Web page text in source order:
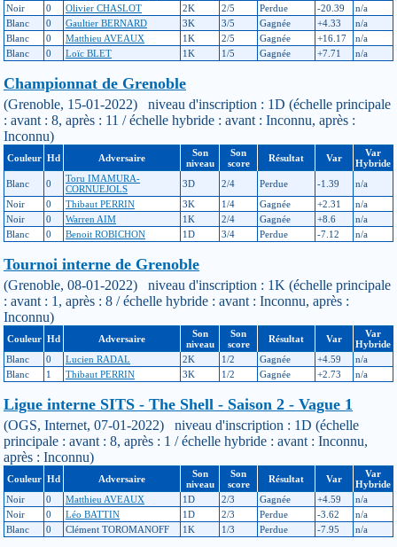
Noir
0 Olivier CHASLOT 2K 2/5 Perdue -20.39
n/a
Blanc
0 Gaultier BERNARD 3K 3/5 Gagnée +4.33
n/a
Blanc
0 Matthieu AVEAUX 1K 2/5 Gagnée +16.17
n/a
Blanc
0 Loïc BLET 1K 1/5 Gagnée +7.71 n/a
Championnat de Grenoble
(Grenoble, 15-01-2022) niveau d'inscription : 1D (échelle principale
: avant : 8, après : 11 / échelle hybride : avant : Inconnu, après :
Inconnu)
Couleur Hd Adversaire
Son
niveau
Son
score
Résultat Var
Var
Hybride
Blanc
0
Toru IMAMURA-
CORNUEJOLS
3D 2/4 Perdue -1.39
n/a
Noir
0 Thibaut PERRIN 3K 1/4 Gagnée +2.31
n/a
Noir
0 Warren AIM 1K 2/4 Gagnée +8.6
n/a
Blanc
0 Benoit ROBICHON 1D 3/4 Perdue -7.12 n/a
Tournoi interne de Grenoble
(Grenoble, 08-01-2022) niveau d'inscription : 1K (échelle principale
: avant : 1, après : 8 / échelle hybride : avant : Inconnu, après :
Inconnu)
Couleur Hd Adversaire
Son
niveau
Son
score
Résultat Var
Var
Hybride
Blanc
0 Lucien RADAL 2K 1/2 Gagnée +4.59
n/a
Blanc
1 Thibaut PERRIN 3K 1/2 Gagnée +2.73 n/a
Ligue interne SITS - The Shell - Saison 2 - Vague 1
(OGS, Internet, 07-01-2022) niveau d'inscription : 1D (échelle
principale : avant : 8, après : 1 / échelle hybride : avant : Inconnu,
après : Inconnu)
Couleur Hd Adversaire
Son
niveau
Son
score
Résultat Var
Var
Hybride
Noir
0 Matthieu AVEAUX 1D 2/3 Gagnée +4.59
n/a
Noir
0 Léo BATTIN 1D 2/3 Perdue -3.62
n/a
Blanc
0 Clément TOROMANOFF 1K 1/3 Perdue -7.95 n/a